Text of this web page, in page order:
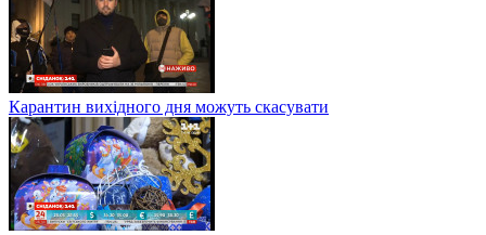
Карантин вихідного дня можуть скасувати